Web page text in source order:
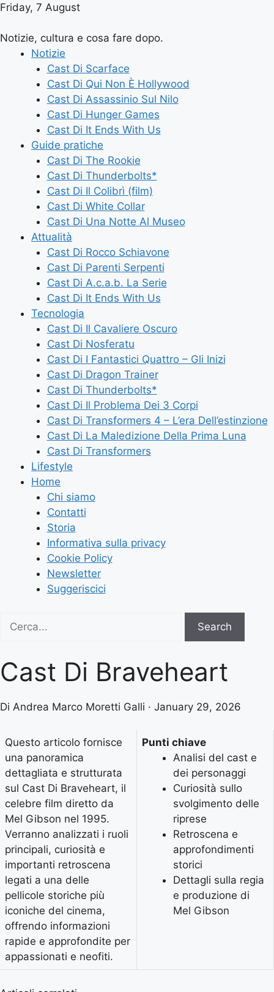
Friday, 7 August
Notizie, cultura e cosa fare dopo.
Notizie
Cast Di Scarface
Cast Di Qui Non È Hollywood
Cast Di Assassinio Sul Nilo
Cast Di Hunger Games
Cast Di It Ends With Us
Guide pratiche
Cast Di The Rookie
Cast Di Thunderbolts*
Cast Di Il Colibrì (film)
Cast Di White Collar
Cast Di Una Notte Al Museo
Attualità
Cast Di Rocco Schiavone
Cast Di Parenti Serpenti
Cast Di A.c.a.b. La Serie
Cast Di It Ends With Us
Tecnologia
Cast Di Il Cavaliere Oscuro
Cast Di Nosferatu
Cast Di I Fantastici Quattro – Gli Inizi
Cast Di Dragon Trainer
Cast Di Thunderbolts*
Cast Di Il Problema Dei 3 Corpi
Cast Di Transformers 4 – L’era Dell’estinzione
Cast Di La Maledizione Della Prima Luna
Cast Di Transformers
Lifestyle
Home
Chi siamo
Contatti
Storia
Informativa sulla privacy
Cookie Policy
Newsletter
Suggeriscici
for:
Search
Cast Di Braveheart
Di Andrea Marco Moretti Galli · January 29, 2026
Questo articolo fornisce
una panoramica
dettagliata e strutturata
sul Cast Di Braveheart, il
celebre film diretto da
Mel Gibson nel 1995.
Verranno analizzati i ruoli
principali, curiosità e
importanti retroscena
legati a una delle
pellicole storiche più
iconiche del cinema,
offrendo informazioni
rapide e approfondite per
appassionati e neofiti.
Punti chiave
Analisi del cast e
dei personaggi
Curiosità sullo
svolgimento delle
riprese
Retroscena e
approfondimenti
storici
Dettagli sulla regia
e produzione di
Mel Gibson